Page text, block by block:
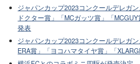
ジャパンカップ2023コンクールデレガ
ドクター賞」「MCガッツ賞」「
発表
ジャパンカップ2023コンクールデレガ
ERA賞」「ヨコハマタイヤ賞」「